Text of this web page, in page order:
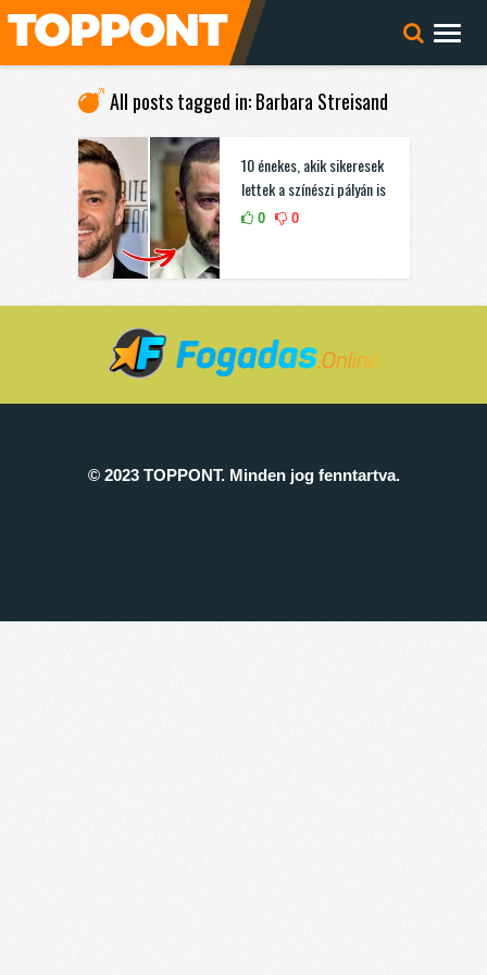
All posts tagged in: Barbara Streisand
10 énekes, akik sikeresek
lettek a színészi pályán is
0 0
© 2023 TOPPONT. Minden jog fenntartva.